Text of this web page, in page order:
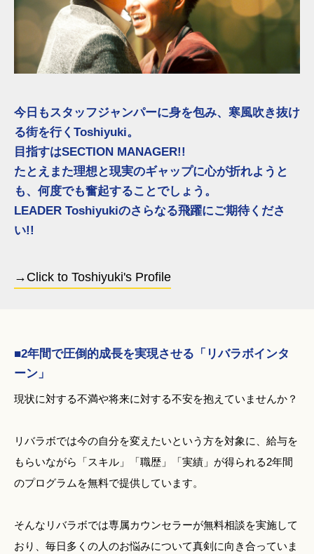
今日もスタッフジャンパーに身を包み、寒風吹き抜け
る街を行くToshiyuki。
目指すはSECTION MANAGER!!
たとえまた理想と現実のギャップに心が折れようと
も、何度でも奮起することでしょう。
LEADER Toshiyukiのさらなる飛躍にご期待くださ
い!!
→Click to Toshiyuki's Profile
■2年間で圧倒的成長を実現させる「リバラボインタ
ーン」
現状に対する不満や将来に対する不安を抱えていませんか？
リバラボでは今の自分を変えたいという方を対象に、給与を
もらいながら「スキル」「職歴」「実績」が得られる2年間
のプログラムを無料で提供しています。
そんなリバラボでは専属カウンセラーが無料相談を実施して
おり、毎日多くの人のお悩みについて真剣に向き合っていま